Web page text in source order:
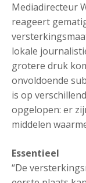
Mediadirecteur
reageert
lokale
grotere druk
onvoldoende
is op
opgelopen: er
middelen
Essentieel
“De